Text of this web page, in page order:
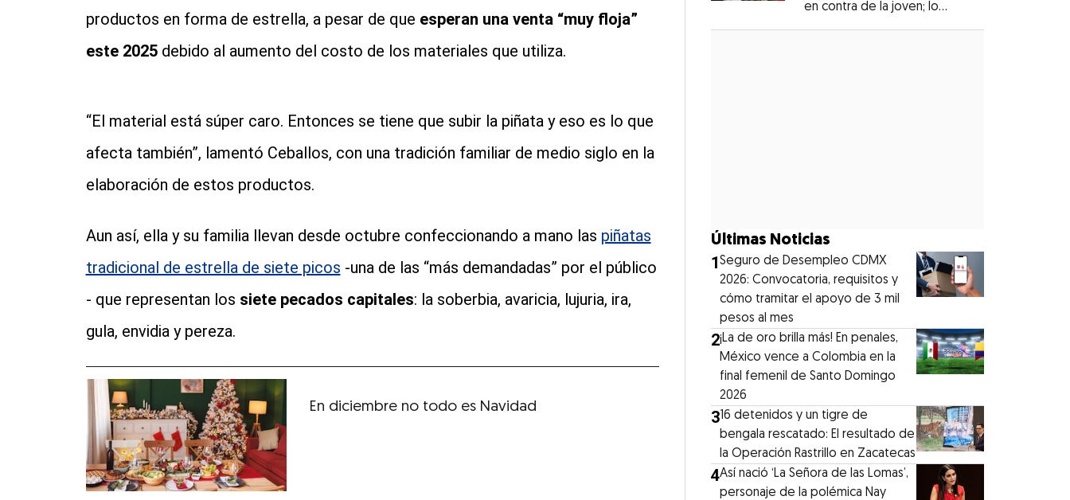
productos en forma de estrella, a pesar de que esperan una venta “muy floja”
este 2025debido al aumento del costo de los materiales que utiliza.
“El material está súper caro. Entonces se tiene que subir la piñata y eso es lo que
afecta también”, lamentó Ceballos, con una tradición familiar de medio siglo en la
elaboración de estos productos.
Aun así, ella y su familia llevan desde octubre confeccionando a mano las piñatas
tradicional de estrella de siete picos -una de las “más demandadas” por el público
- que representan los siete pecados capitales: la soberbia, avaricia, lujuria, ira,
gula, envidia y pereza.
En diciembre no todo es Navidad
Opens in new windowen contra de la joven; lo
Últimas Noticias
1Seguro de Desempleo CDMX
2026: Convocatoria, requisitos y
cómo tramitar el apoyo de 3 mil
pesos al mes
2¡La de oro brilla más! En penales,
México vence a Colombia en la
final femenil de Santo Domingo
2026
3 16 detenidos y un tigre de
bengala rescatado: El resultado de
la Operación Rastrillo en Zacatecas
4⁠Así nació ‘La Señora de las Lomas’,
personaje de la polémica Nay